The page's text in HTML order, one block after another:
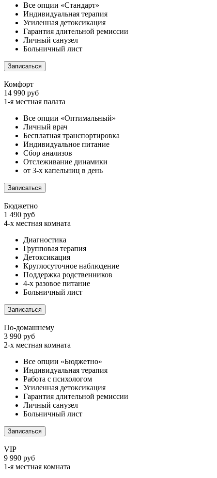
Все опции «Стандарт»
Индивидуальная терапия
Усиленная детоксикация
Гарантия длительной ремиссии
Личный санузел
Больничный лист
Записаться
Комфорт
14 990 руб
1-я местная палата
Все опции «Оптимальный»
Личный врач
Бесплатная транспортировка
Индивидуальное питание
Сбор анализов
Отслеживание динамики
от 3-х капельниц в день
Записаться
Бюджетно
1 490 руб
4-х местная комната
Диагностика
Групповая терапия
Детоксикация
Круглосуточное наблюдение
Поддержка родственников
4-х разовое питание
Больничный лист
Записаться
По-домашнему
3 990 руб
2-х местная комната
Все опции «Бюджетно»
Индивидуальная терапия
Работа с психологом
Усиленная детоксикация
Гарантия длительной ремиссии
Личный санузел
Больничный лист
Записаться
VIP
9 990 руб
1-я местная комната